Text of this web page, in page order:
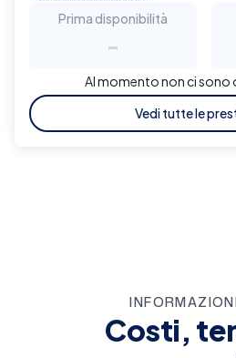
Prima disponibilità
-
Al momento non ci sono
Vedi tutte le
Costi,